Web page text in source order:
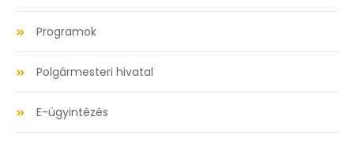
Programok
Polgármesteri hivatal
E-ügyintézés